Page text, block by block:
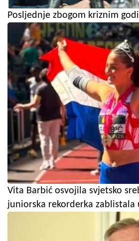
Posljednje zbogom kriznim
Vita Barbić osvojila svjetsko
juniorska rekorderka zablistala